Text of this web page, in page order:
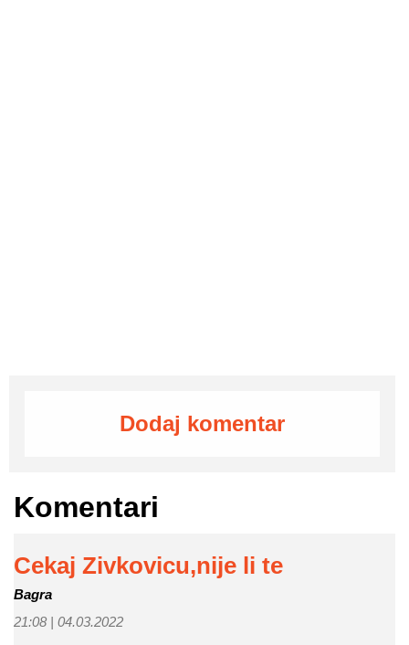
Dodaj komentar
Komentari
Cekaj Zivkovicu,nije li te
Bagra
21:08 | 04.03.2022